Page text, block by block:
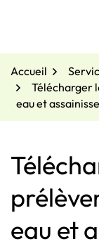
Accueil
Télécharger
eau et
eau et